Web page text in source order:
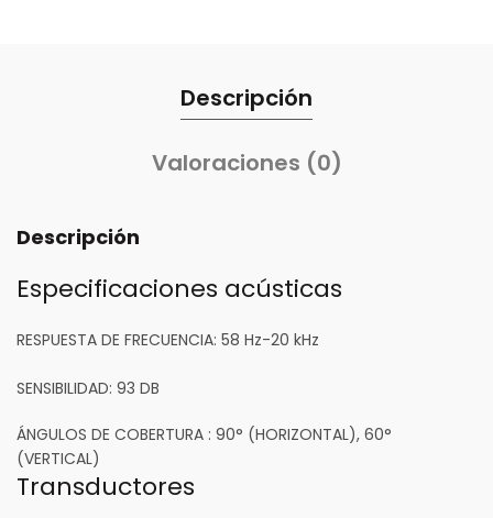
Descripción
Valoraciones (0)
Descripción
Especificaciones acústicas
RESPUESTA DE FRECUENCIA: 58 Hz-20 kHz
SENSIBILIDAD: 93 DB
ÁNGULOS DE COBERTURA : 90° (HORIZONTAL), 60°
(VERTICAL)
Transductores